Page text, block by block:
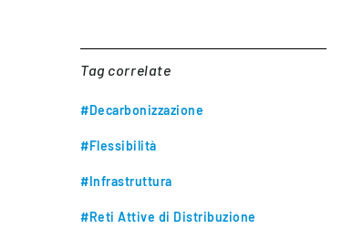
Tag correlate
#Decarbonizzazione
#Flessibilità
#Infrastruttura
#Reti Attive di Distribuzione